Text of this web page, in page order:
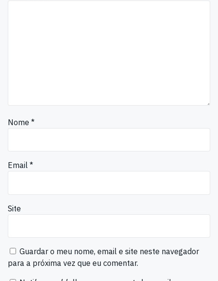
Nome *
Email *
Site
Guardar o meu nome, email e site neste navegador
para a próxima vez que eu comentar.